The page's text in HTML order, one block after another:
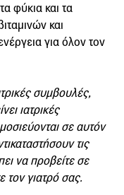
φύκια και τα
και
για όλον τον
συμβουλές,
ιατρικές
σε αυτόν
τις
να προβείτε σε
τον γιατρό σας.